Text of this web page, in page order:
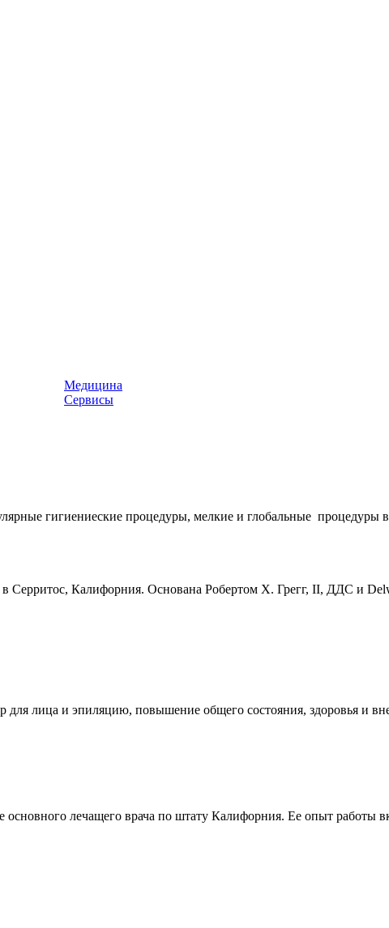
Медицина
Сервисы
гигиениеские процедуры, мелкие и глобальные процедуры
Серритос, Калифорния. Основана Робертом Х. Грегг, II, ДДС и
для лица и эпиляцию, повышение общего состояния, здоровья и
лечащего врача по штату Калифорния. Ее опыт работы